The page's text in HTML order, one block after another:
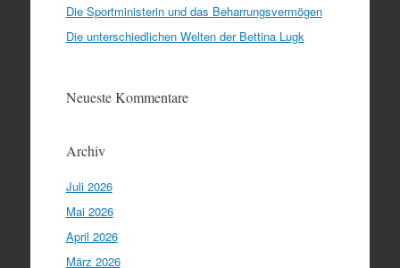
Die Sportministerin und das Beharrungsvermögen
Die unterschiedlichen Welten der Bettina Lugk
Neueste Kommentare
Archiv
Juli 2026
Mai 2026
April 2026
März 2026